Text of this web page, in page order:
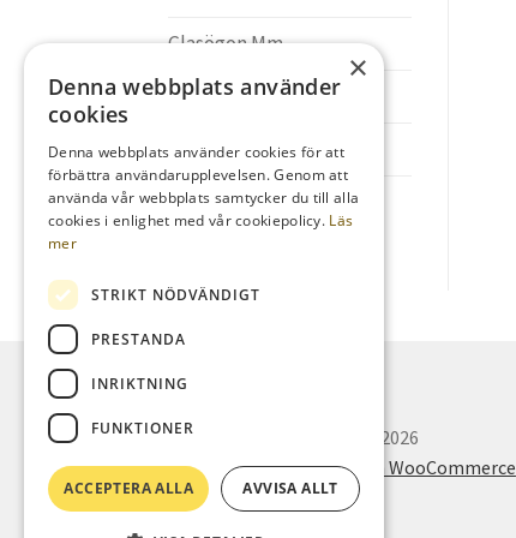
Glasögon Mm
Souvernir-Present
Trädgård
Firstcamp 2026
© Oskars Campingservice 2026
Byggt med Storefront och WooCommerce
×
Denna webbplats använder
cookies
Denna webbplats använder cookies för att
förbättra användarupplevelsen. Genom att
använda vår webbplats samtycker du till alla
cookies i enlighet med vår cookiepolicy. Läs
mer
STRIKT NÖDVÄNDIGT
PRESTANDA
INRIKTNING
FUNKTIONER
ACCEPTERA ALLA AVVISA ALLT